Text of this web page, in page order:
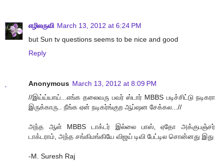
எழிலருவி March 13, 2012 at 6:24 PM
but Sun tv questions seems to be nice and good
Reply
Anonymous March 13, 2012 at 8:09 PM
//இய்ய்யாய்...எங்க தலைவரு பவர் ஸ்டார் MBBS படிச்சிட்டு நடிகரா
இருக்காரு.. நீங்க ஏன் நடிகர்ங்குற ஆப்ஷன சேக்கல...//
அந்த ஆள் MBBS டாக்டர் இல்லை பாஸ், ஏதோ அக்குபஞ்சர்
டாக்டராம், அந்த சங்கிமங்கியே விஜய் டிவி பேட்டில சொன்னது இது
-M. Suresh Raj